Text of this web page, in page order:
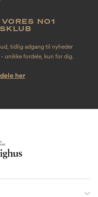
NO1
tidlig adgang til nyheder
unikke fordele, kun for dig.
her